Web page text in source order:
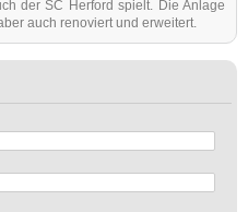
der SC Herford spielt. Die Anlage
auch renoviert und erweitert.